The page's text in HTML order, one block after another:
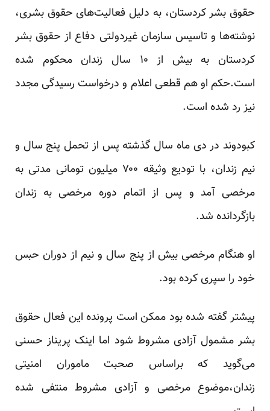
حقوق بشر کردستان، به دلیل فعالیت‌های حقوق بشری،
نوشته‌ها و تاسیس سازمان غیردولتی دفاع از حقوق بشر
کردستان به بیش از ۱۰ سال زندان محکوم شده
است.حکم او هم قطعی اعلام و درخواست رسیدگی مجدد
نیز رد شده است.
کبودوند در دی ماه سال گذشته پس از تحمل پنج سال و
نیم زندان، با تودیع وثیقه ۷۰۰ میلیون تومانی مدتی به
مرخصی آمد و پس از اتمام دوره مرخصی به زندان
بازگردانده شد.
او هنگام مرخصی بیش از پنج سال و نیم از دوران حبس
خود را سپری کرده بود.
پیشتر گفته شده بود ممکن است پرونده این فعال حقوق
بشر مشمول آزادی مشروط شود اما اینک پریناز حسنی
می‌گوید که براساس صحبت ماموران امنیتی
زندان،موضوع مرخصی و آزادی مشروط منتفی شده